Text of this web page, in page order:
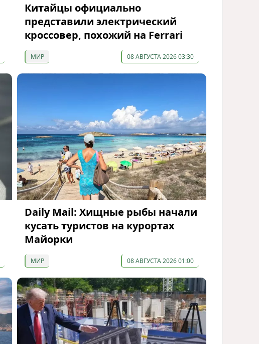
Китайцы официально
представили электрический
кроссовер, похожий на Ferrari
МИР 08 АВГУСТА 2026 03:30
Daily Mail: Хищные рыбы начали
кусать туристов на курортах
Майорки
МИР 08 АВГУСТА 2026 01:00